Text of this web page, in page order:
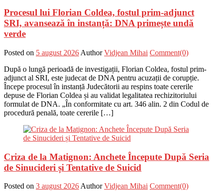
Procesul lui Florian Coldea, fostul prim-adjunct
SRI, avansează în instanță: DNA primește undă
verde
Posted on 5 august 2026 Author Vidjean Mihai Comment(0)
După o lungă perioadă de investigații, Florian Coldea, fostul prim-
adjunct al SRI, este judecat de DNA pentru acuzații de corupție.
Începe procesul în instanță Judecătorii au respins toate cererile
depuse de Florian Coldea și au validat legalitatea rechizitoriului
formulat de DNA. „În conformitate cu art. 346 alin. 2 din Codul de
procedură penală, toate cererile […]
Criza de la Matignon: Anchete Începute După Seria
de Sinucideri și Tentative de Suicid
Posted on 3 august 2026 Author Vidjean Mihai Comment(0)